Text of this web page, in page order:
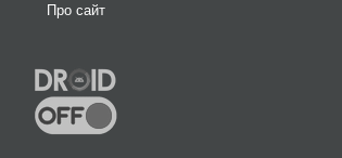
Про сайт